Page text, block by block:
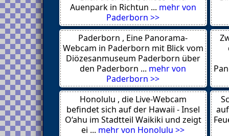
Huntington Beach
Höchstadt
Taoyuan
Tembe Elephant Park
Waterhole
Kyoto
Sydney
Hamburg
Osaka
Aosta
Vulkan Ätna
Fujikawaguchiko
London
Auckland
Wuppertal
Auenpark in Richtun ... mehr von
Paderborn >>
Paderborn , Eine Panorama-
Webcam in Paderborn mit Blick vom
Diözesanmuseum Paderborn über
den Paderborn ... mehr von
Paderborn >>
Honolulu , die Live-Webcam
befindet sich auf der Hawaii - Insel
O‘ahu im Stadtteil Waikiki und zeigt
ei ... mehr von Honolulu >>